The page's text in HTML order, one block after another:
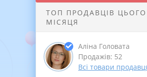
ТОП ПРОДАВЦІВ ЦЬОГО
МІСЯЦЯ
Аліна Головата
Продажів: 52
Всі товари